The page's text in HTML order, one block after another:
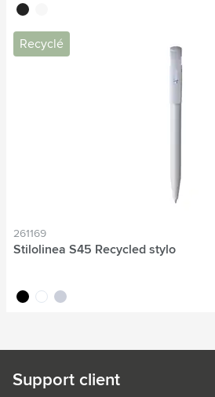
noir
Recyclé
261169
Stilolinea S45 Recycled stylo
noir blancgris
Support client